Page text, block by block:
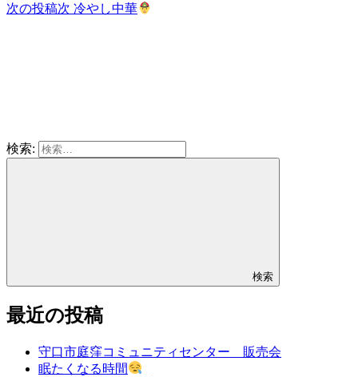
次の投稿次 冷やし中華
検索:
検索
最近の投稿
守口市庭窪コミュニティセンター 販売会
眠たくなる時間